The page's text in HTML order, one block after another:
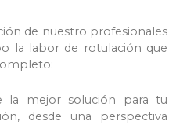
de nuestro profesionales
la labor de rotulación que
la mejor solución para tu
desde una perspectiva